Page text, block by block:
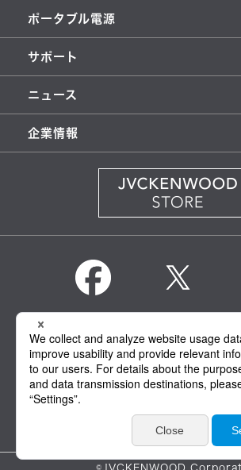
ポータブル電源
サポート
ニュース
企業情報
KENWOOD Global
©JVCKENWOOD
情報セキュリティ基本方針 製品安
正しい表示への取り組み サイト